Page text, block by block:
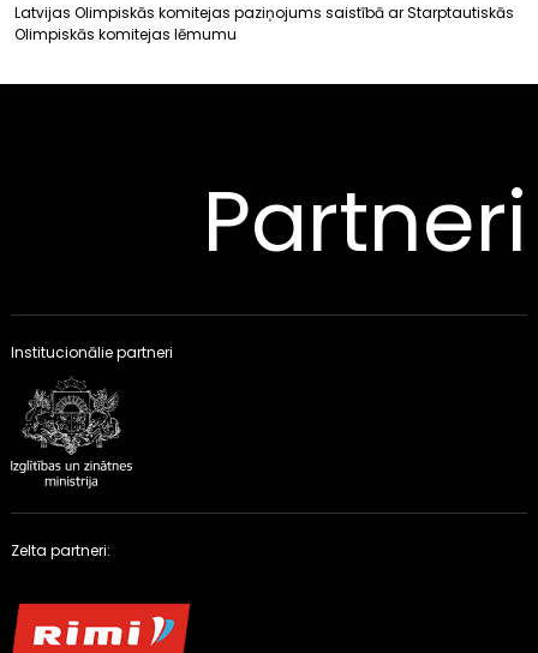
Latvijas Olimpiskās komitejas paziņojums saistībā ar Starptautiskās
Olimpiskās komitejas lēmumu
Partneri
Institucionālie partneri
Zelta partneri: